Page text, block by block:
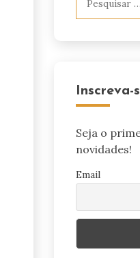
Inscreva-
Seja o
novidades!
Email